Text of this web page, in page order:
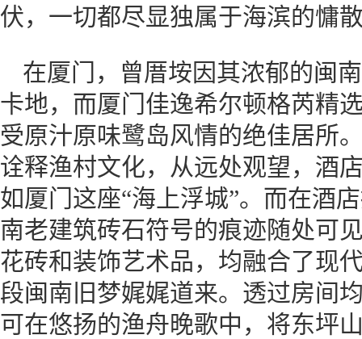
伏，一切都尽显独属于海滨的慵
在厦门，曾厝垵因其浓郁的闽
卡地，而厦门佳逸希尔顿格芮精
受原汁原味鹭岛风情的绝佳居所
诠释渔村文化，从远处观望，酒
如厦门这座“海上浮城”。而在酒
南老建筑砖石符号的痕迹随处可
花砖和装饰艺术品，均融合了现
段闽南旧梦娓娓道来。透过房间
可在悠扬的渔舟晚歌中，将东坪